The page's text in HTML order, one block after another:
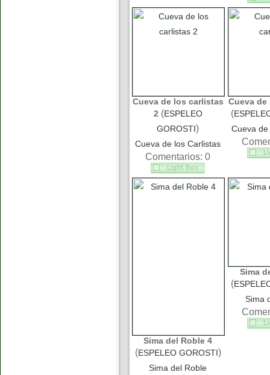
Cueva de los carlistas
2 (ESPELEO
GOROSTI)
Cueva de los Carlistas
Comentarios: 0
Cueva
(
Cueva
Sima del Roble 4
(ESPELEO GOROSTI)
Sima del Roble
Sima
(
Sima